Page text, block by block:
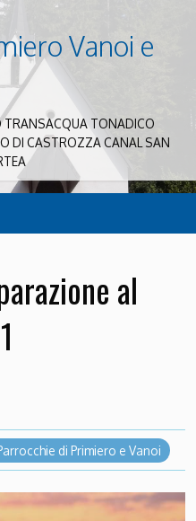
Vanoi e
TRANSACQUA TONADICO
DI CASTROZZA CANAL SAN
al
di Primiero e Vanoi